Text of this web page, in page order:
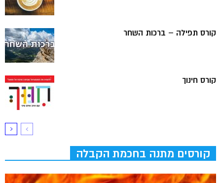
קורס תפילה – ברכות השחר
קורס חינוך
קורסים מתנה בחכמת הקבלה